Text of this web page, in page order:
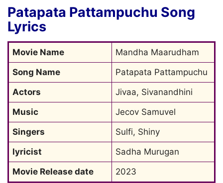
Patapata Pattampuchu Song
Lyrics
Movie Name
Mandha Maarudham
Song Name
Patapata Pattampuchu
Actors
Jivaa, Sivanandhini
Music
Jecov Samuvel
Singers
Sulfi, Shiny
lyricist
Sadha Murugan
Movie Release date
2023